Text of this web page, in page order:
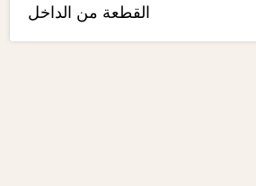
القطعة من الداخل